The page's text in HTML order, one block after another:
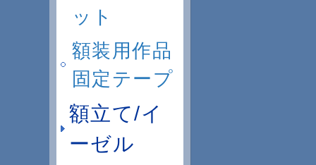
ット
額装用作品
固定テープ
額立て/イ
ーゼル